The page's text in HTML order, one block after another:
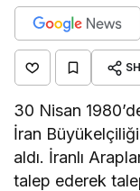
30 Nisan
İran
aldı. İranlı
talep ederek